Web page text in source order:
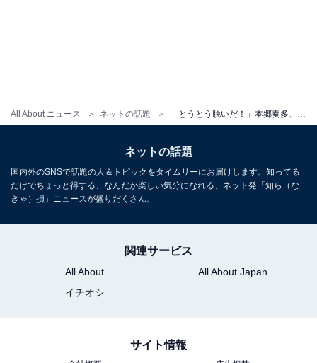
All About ニュース ネットの話題
ネットの話題
国内外のSNSで話題の人＆トピックをタイムリーにお届けします。知ってる
だけでちょっと得する、なんだか楽しい気分になれる、ネット発「知ら（な
きゃ）損」ニュースが盛りだくさん。
関連サービス
All About
All About Japan
イチオシ
サイト情報